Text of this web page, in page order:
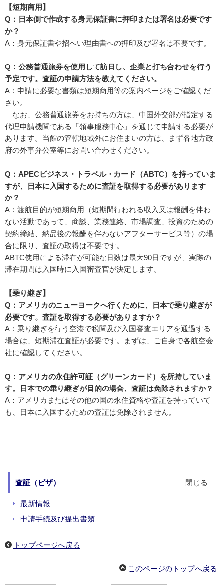
【短期商用】
Q：日本側で作成する身元保証書に押印または署名は必要です
か？
A：身元保証書や招へい理由書への押印及び署名は不要です。
Q：公務普通旅券を使用して訪日し、企業と打ち合わせを行う
予定です。査証の申請方法を教えてください。
A：申請に必要な書類は短期商用等の案内ページをご確認くだ
さい。
なお、公務普通旅券をお持ちの方は、中国外交部が指定する
代理申請機関である「領事服務中心」を通じて申請する必要が
あります。当館の管轄地域外にお住まいの方は、まず各地方政
府の外事弁公室等にお問い合わせください。
Q：APECビジネス・トラベル・カード（ABTC）を持っていま
すが、日本に入国するために査証を取得する必要があります
か？
A：渡航目的が短期商用（短期間行われる収入又は報酬を伴わ
ない活動であって、商談、業務連絡、市場調査、投資のための
契約締結、納品後の報酬を伴わないアフターサービス等）の場
合に限り、査証の取得は不要です。
ABTC使用による滞在が可能な日数は最大90日ですが、実際の
滞在期間は入国時に入国審査官が決定します。
【乗り継ぎ】
Q：アメリカのニューヨークへ行くために、日本で乗り継ぎが
必要です。査証を取得する必要がありますか？
A：乗り継ぎを行う空港で税関及び入国審査エリアを通過する
場合は、短期滞在査証が必要です。まずは、ご自身で各航空会
社に確認してください。
Q：アメリカの永住許可証（グリーンカード）を所持していま
す。日本での乗り継ぎが目的の場合、査証は免除されますか？
A：アメリカまたはその他の国の永住資格や査証を持っていて
も、日本に入国するための査証は免除されません。
査証（ビザ） 閉じる
最新情報
申請手続及び提出書類
申請書類ダウンロード
トップページへ戻る
このページのトップへ戻る